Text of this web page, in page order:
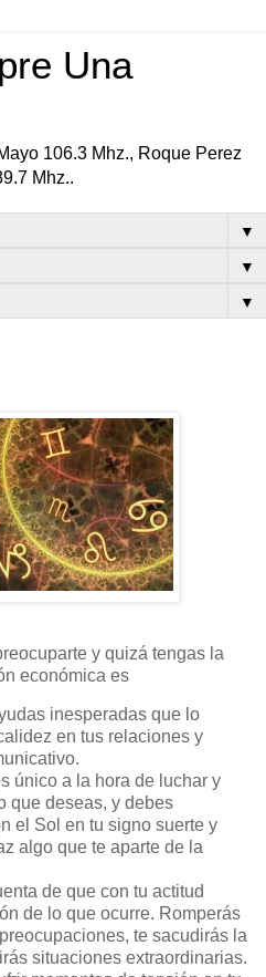
Una
106.3 Mhz., Roque Perez
Mhz..
▼
▼
▼
y quizá tengas la
económica es
inesperadas que lo
en tus relaciones y
único a la hora de luchar y
que deseas, y debes
el Sol en tu signo suerte y
algo que te aparte de la
de que con tu actitud
de lo que ocurre. Romperás
te sacudirás la
situaciones extraordinarias.